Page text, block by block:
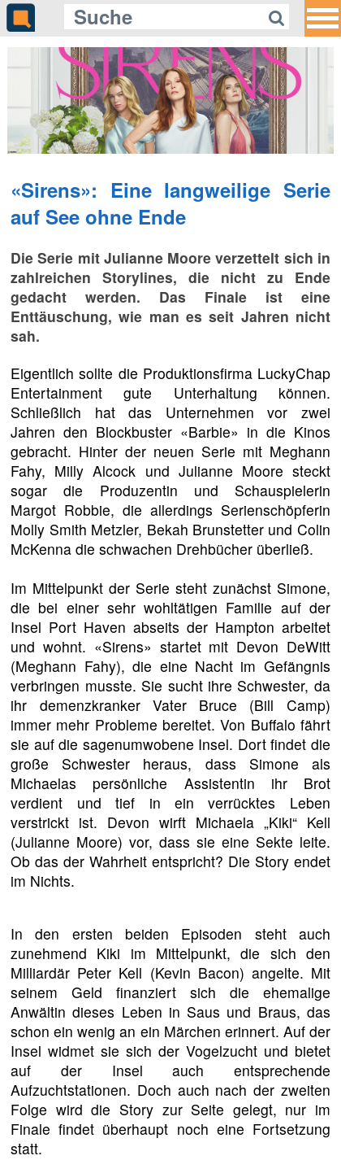
«Sirens»: Eine langweilige Serie
auf See ohne Ende
Die Serie mit Julianne Moore verzettelt sich in
zahlreichen Storylines, die nicht zu Ende
gedacht werden. Das Finale ist eine
Enttäuschung, wie man es seit Jahren nicht
sah.
Eigentlich sollte die Produktionsfirma LuckyChap
Entertainment gute Unterhaltung können.
Schließlich hat das Unternehmen vor zwei
Jahren den Blockbuster «Barbie» in die Kinos
gebracht. Hinter der neuen Serie mit Meghann
Fahy, Milly Alcock und Julianne Moore steckt
sogar die Produzentin und Schauspielerin
Margot Robbie, die allerdings Serienschöpferin
Molly Smith Metzler, Bekah Brunstetter und Colin
McKenna die schwachen Drehbücher überließ.
Im Mittelpunkt der Serie steht zunächst Simone,
die bei einer sehr wohltätigen Familie auf der
Insel Port Haven abseits der Hampton arbeitet
und wohnt. «Sirens» startet mit Devon DeWitt
(Meghann Fahy), die eine Nacht im Gefängnis
verbringen musste. Sie sucht ihre Schwester, da
ihr demenzkranker Vater Bruce (Bill Camp)
immer mehr Probleme bereitet. Von Buffalo fährt
sie auf die sagenumwobene Insel. Dort findet die
große Schwester heraus, dass Simone als
Michaelas persönliche Assistentin ihr Brot
verdient und tief in ein verrücktes Leben
verstrickt ist. Devon wirft Michaela „Kiki“ Kell
(Julianne Moore) vor, dass sie eine Sekte leite.
Ob das der Wahrheit entspricht? Die Story endet
im Nichts.
In den ersten beiden Episoden steht auch
zunehmend Kiki im Mittelpunkt, die sich den
Milliardär Peter Kell (Kevin Bacon) angelte. Mit
seinem Geld finanziert sich die ehemalige
Anwältin dieses Leben in Saus und Braus, das
schon ein wenig an ein Märchen erinnert. Auf der
Insel widmet sie sich der Vogelzucht und bietet
auf der Insel auch entsprechende
Aufzuchtstationen. Doch auch nach der zweiten
Folge wird die Story zur Seite gelegt, nur im
Finale findet überhaupt noch eine Fortsetzung
statt.